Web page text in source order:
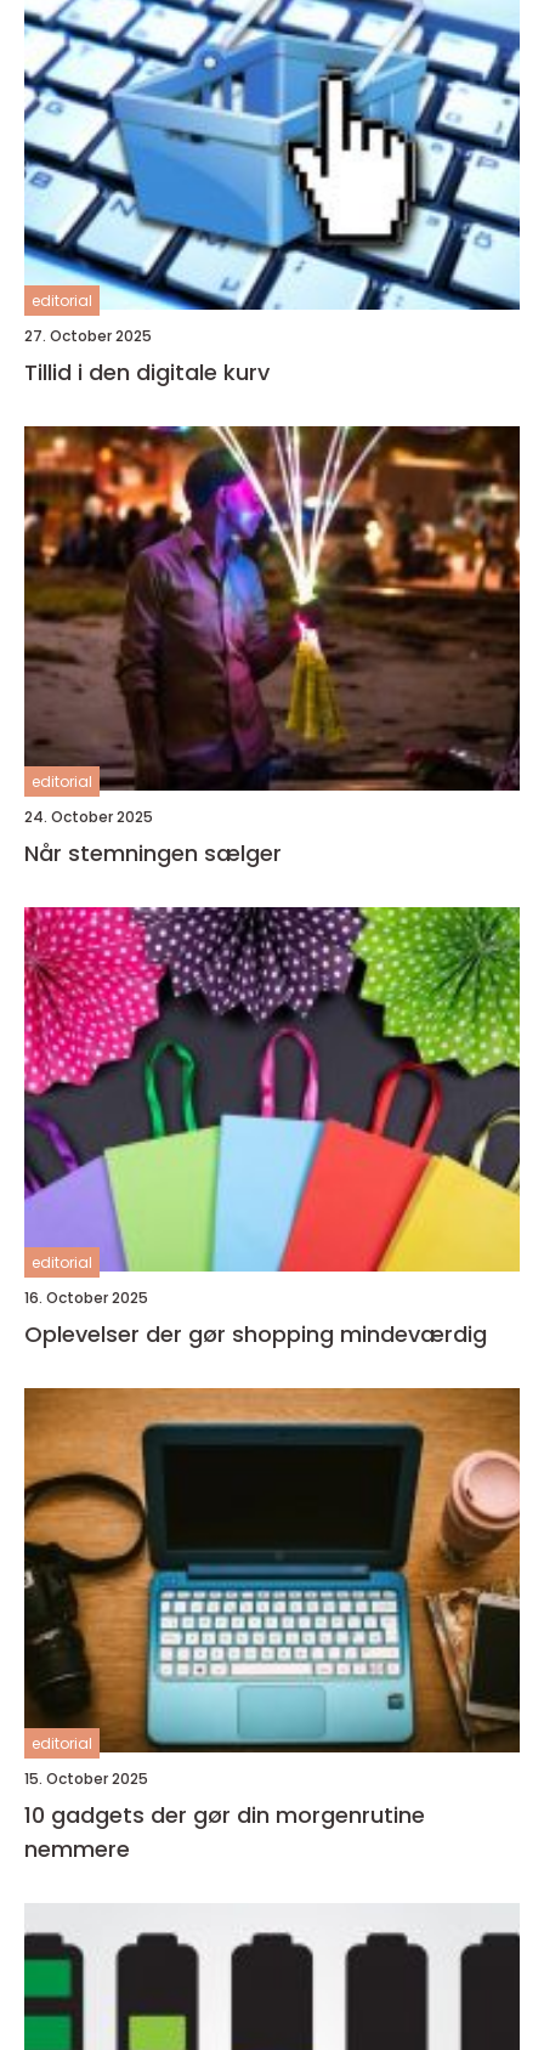
editorial
27. October 2025
Tillid i den digitale kurv
editorial
24. October 2025
Når stemningen sælger
editorial
16. October 2025
Oplevelser der gør shopping mindeværdig
editorial
15. October 2025
10 gadgets der gør din morgenrutine
nemmere